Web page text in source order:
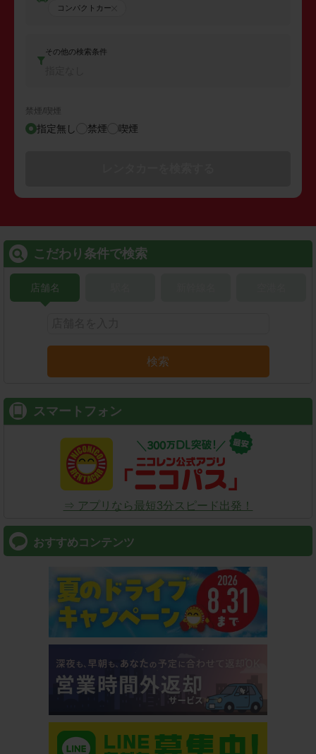
コンパクトカー
その他の検索条件
禁煙/喫煙
指定無し 禁煙 喫煙
こだわり条件で検索
店舗名
検索
スマートフォン
⇒ アプリなら最短3分スピード出発！
おすすめコンテンツ